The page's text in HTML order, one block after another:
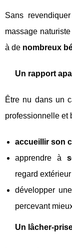
Sans
massage
à de nombreux
Un rapport
Être nu dans un
professionnelle et
accueillir son
apprendre à
regard extérieur
développer une
percevant
Un lâcher-